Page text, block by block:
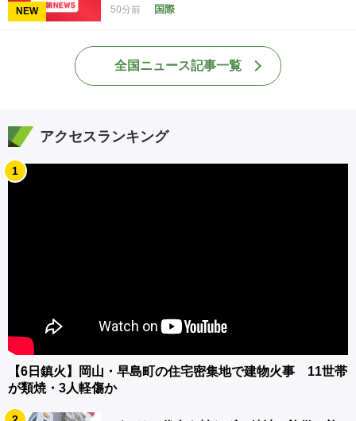
NEW 50分前 国際
全国ニュース記事一覧
アクセスランキング
1
【6日鎮火】岡山・早島町の住宅密集地で建物火事 11世帯
が類焼・3人軽傷か